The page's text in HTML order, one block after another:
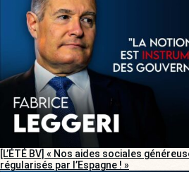
[L’ÉTÉ BV] « Nos aides sociales
régularisés par l’Espagne ! »